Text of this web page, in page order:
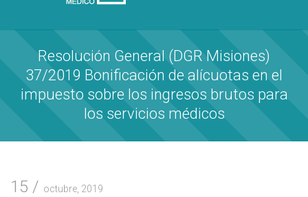
CA.DI.ME.
Cámara de Instituciones de Diagnóstico Médico
Resolución General (DGR Misiones)
37/2019 Bonificación de alícuotas en el
impuesto sobre los ingresos brutos para
los servicios médicos
15 octubre, 2019